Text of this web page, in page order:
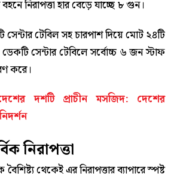
নিরাপত্তা হার বেড়ে যাচ্ছে ৮ গুন।
সেন্টার টেবিল সহ চারপাশ দিয়ে মোট ২৪টি
সেন্টার টেবিলে সর্বোচ্চ ৬ জন স্টাফ
করে।
দশটি প্রাচীন মসজিদ: দেশের
নিরাপত্তা
থেকেই এর নিরাপত্তার ব্যাপারে স্পষ্ট